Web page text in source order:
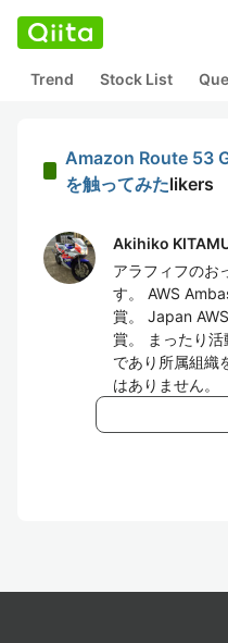
Trend Stock List
Amazon Route 53
を触ってみたlikers
Akihiko
アラフィフのお
す。 AWS
賞。 Japan
賞。 まったり
であり所属組織
はありません。